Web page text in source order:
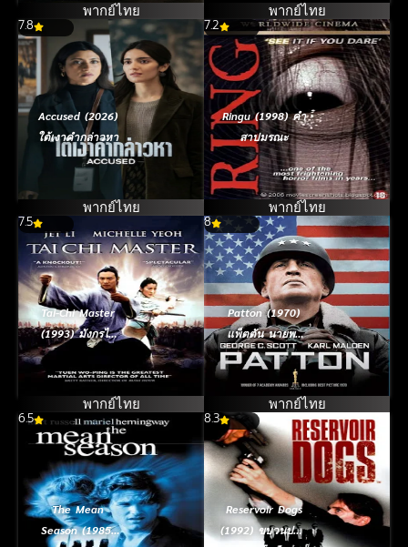
พากย์ไทย พากย์ไทย
7.8
Accused (2026)
ใต้เงาคำกล่าวหา
พากย์ไทย
7.2
Ringu (1998) คำ
สาปมรณะ
พากย์ไทย
7.5
Tai-Chi Master
(1993) มังกรไท้
เก๊ก คนไม่ยอมคน
พากย์ไทย
8
Patton (1970)
แพ็ตตัน นายพล
กระดูกเหล็ก
พากย์ไทย
6.5
The Mean
Season (1985)
8.3
Reservoir Dogs
(1992) ขบวนปล้น